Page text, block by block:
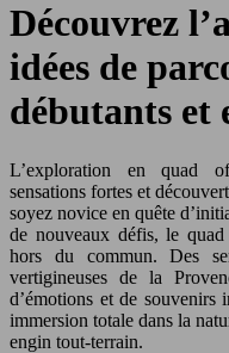
Découvrez
idées de
débutants et
L’exploration en quad
sensations fortes et
soyez novice en quête
de nouveaux défis, le
hors du commun. Des
vertigineuses de la
d’émotions et de souvenirs
immersion totale dans la
engin tout-terrain.